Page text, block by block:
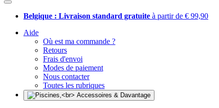
Belgique : Livraison standard gratuite à partir de € 99,90
Aide
Où est ma commande ?
Retours
Frais d'envoi
Modes de paiement
Nous contacter
Toutes les rubriques